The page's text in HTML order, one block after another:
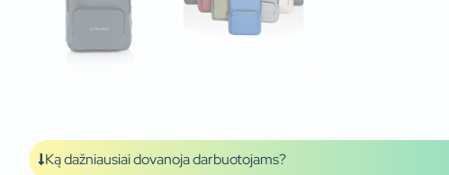
Ką dažniausiai dovanoja darbuotojams?